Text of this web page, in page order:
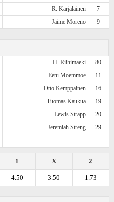
R. Karjalainen
7
Jaime Moreno 9
H. Riihimaeki
80
Eetu Moemmoe
11
Otto Kemppainen
16
Tuomas Kaukua
19
Lewis Strapp
20
Jeremiah Streng
29
2
X
1
1.73
3.50
4.50